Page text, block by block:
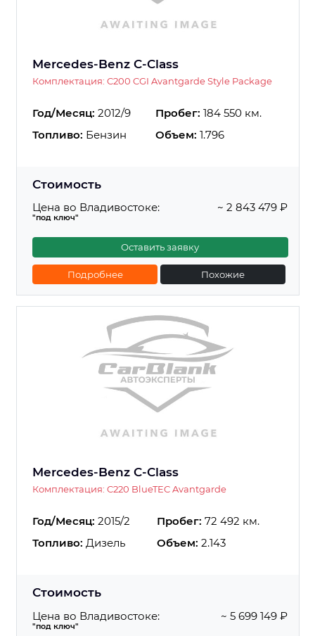
Mercedes-Benz C-Class
Комплектация: C200 CGI Avantgarde Style Package
Год/Месяц: 2012/9 Пробег: 184 550 км.
Топливо: Бензин Объем: 1.796
Стоимость
Цена во Владивостоке:
"под ключ"
~ 2 843 479 ₽
Оставить заявку
Подробнее Похожие
Mercedes-Benz C-Class
Комплектация: C220 BlueTEC Avantgarde
Год/Месяц: 2015/2 Пробег: 72 492 км.
Топливо: Дизель Объем: 2.143
Стоимость
Цена во Владивостоке:
"под ключ"
~ 5 699 149 ₽